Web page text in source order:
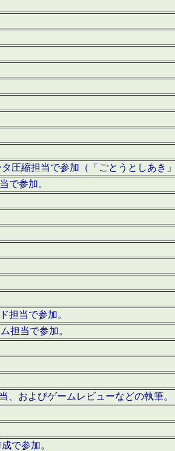
圧縮担当で参加（「ごとうとしあき」
で参加。
担当で参加。
担当で参加。
、およびゲームレビューなどの執筆。
で参加。